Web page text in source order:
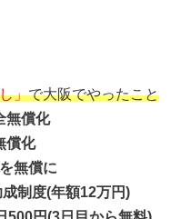
」で大阪でやったこと
無償化
償化
無償に
成制度(年額12万円)